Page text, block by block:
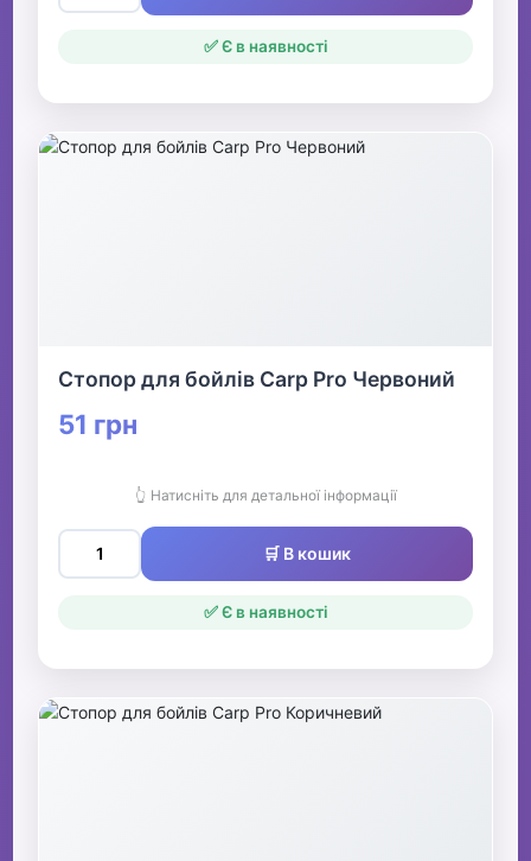
✅ Є в наявності
Стопор для бойлів Carp Pro Червоний
51 грн
👆 Натисніть для детальної інформації
🛒 В кошик
✅ Є в наявності